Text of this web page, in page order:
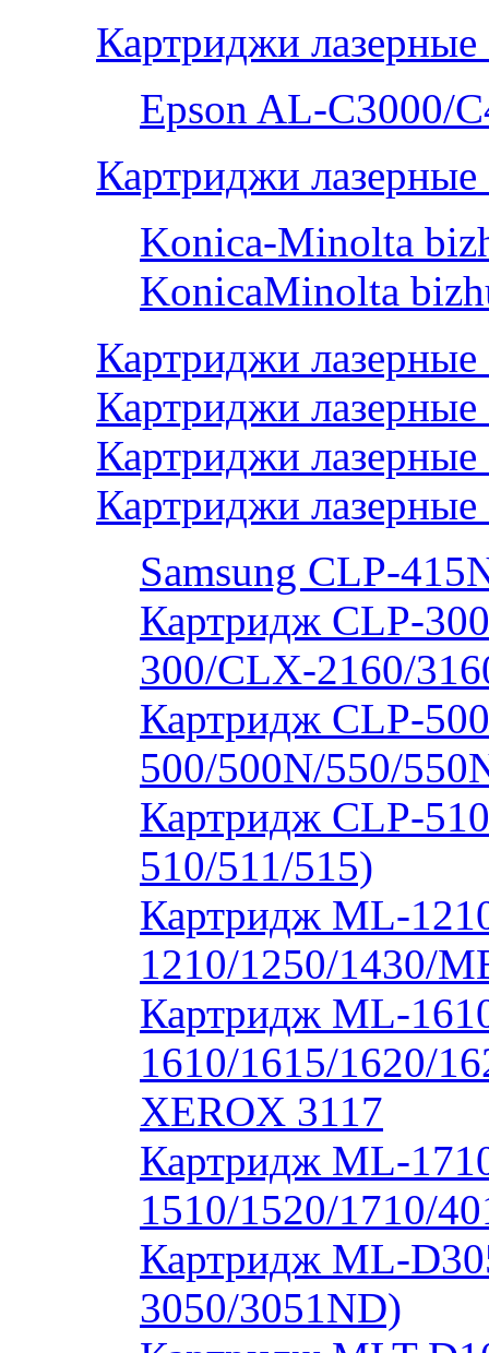
Картриджи лазерные
Epson AL-С3000/
Картриджи
Konica-Minolta
KonicaMinolta
Картриджи
Картриджи лазерные
Картриджи лазерные
Картриджи лазерные
Samsung CLP-
Картридж CLP-
300/CLX-2160/
Картридж CLP-
500/500N/550/
Картридж CLP-
510/511/515)
Картридж ML-
1210/1250/1430/
Картридж ML-
1610/1615/1620/
XEROX 3117
Картридж ML-
1510/1520/1710/
Картридж ML-
3050/3051ND)